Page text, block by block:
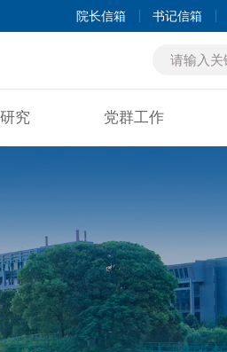
院长信箱 书记信箱
究 党群工作